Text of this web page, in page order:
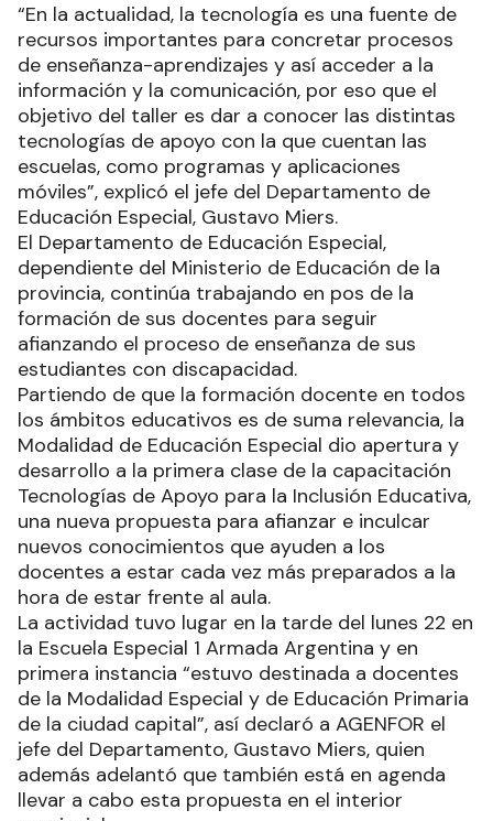
“En la actualidad, la tecnología es una fuente de
recursos importantes para concretar procesos
de enseñanza-aprendizajes y así acceder a la
información y la comunicación, por eso que el
objetivo del taller es dar a conocer las distintas
tecnologías de apoyo con la que cuentan las
escuelas, como programas y aplicaciones
móviles”, explicó el jefe del Departamento de
Educación Especial, Gustavo Miers.
El Departamento de Educación Especial,
dependiente del Ministerio de Educación de la
provincia, continúa trabajando en pos de la
formación de sus docentes para seguir
afianzando el proceso de enseñanza de sus
estudiantes con discapacidad.
Partiendo de que la formación docente en todos
los ámbitos educativos es de suma relevancia, la
Modalidad de Educación Especial dio apertura y
desarrollo a la primera clase de la capacitación
Tecnologías de Apoyo para la Inclusión Educativa,
una nueva propuesta para afianzar e inculcar
nuevos conocimientos que ayuden a los
docentes a estar cada vez más preparados a la
hora de estar frente al aula.
La actividad tuvo lugar en la tarde del lunes 22 en
la Escuela Especial 1 Armada Argentina y en
primera instancia “estuvo destinada a docentes
de la Modalidad Especial y de Educación Primaria
de la ciudad capital”, así declaró a AGENFOR el
jefe del Departamento, Gustavo Miers, quien
además adelantó que también está en agenda
llevar a cabo esta propuesta en el interior